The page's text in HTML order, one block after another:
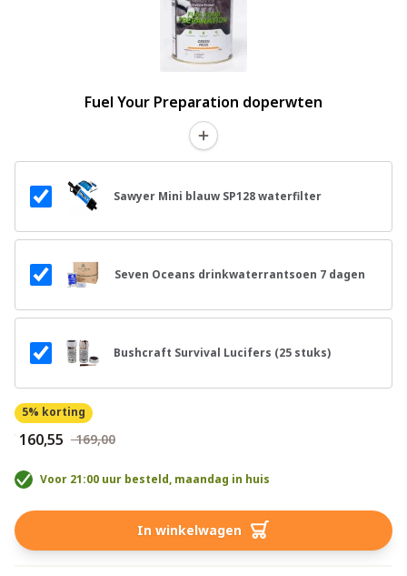
Fuel Your Preparation doperwten
Sawyer Mini blauw SP128 waterfilter
Seven Oceans drinkwaterrantsoen 7 dagen
Bushcraft Survival Lucifers (25 stuks)
5% korting
€ 160,55 € 169,00
Voor 21:00 uur besteld, maandag in huis
In winkelwagen